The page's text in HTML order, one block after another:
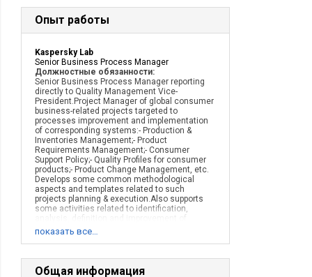
Опыт работы
Kaspersky Lab
Senior Business Process Manager
Должностные обязанности:
Senior Business Process Manager reporting
directly to Quality Management Vice-
President.Project Manager of global consumer
business-related projects targeted to
processes improvement and implementation
of corresponding systems:- Production &
Inventories Management;- Product
Requirements Management;- Consumer
Support Policy;- Quality Profiles for consumer
products;- Product Change Management, etc.
Develops some common methodological
aspects and templates related to such
projects planning & execution.Also supports
some activities related to identification,
Product Marketing, Sales and Support
Kaspersky Lab is one of the fastest growing IT
security companies worldwide. Today, it is
показать все…
Общая информация